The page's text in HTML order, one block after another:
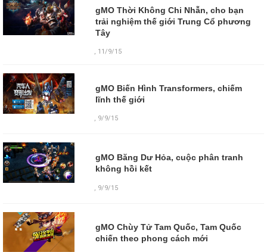
gMO Thời Không Chi Nhẫn, cho bạn
trải nghiệm thế giới Trung Cổ phương
Tây
, 11/9/15
gMO Biến Hình Transformers, chiếm
lĩnh thế giới
, 9/9/15
gMO Băng Dư Hỏa, cuộc phân tranh
không hồi kết
9/9/15
gMO Chùy Tử Tam Quốc, Tam Quốc
chiến theo phong cách mới